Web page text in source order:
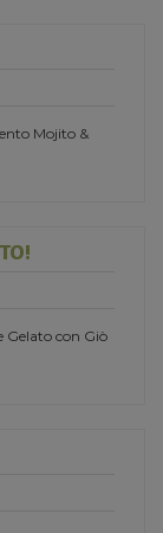
Mojito &
Gelato con Giò